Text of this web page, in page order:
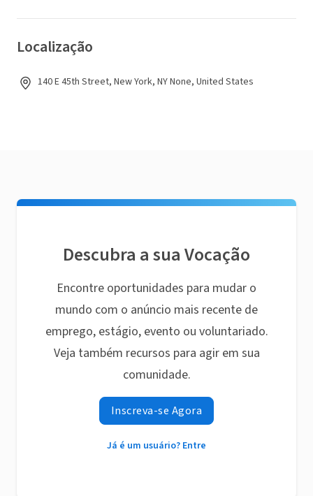
Localização
140 E 45th Street, New York, NY None, United States
Descubra a sua Vocação
Encontre oportunidades para mudar o
mundo com o anúncio mais recente de
emprego, estágio, evento ou voluntariado.
Veja também recursos para agir em sua
comunidade.
Inscreva-se Agora
Já é um usuário? Entre